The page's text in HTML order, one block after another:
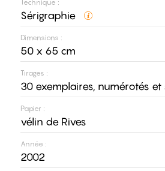
Technique :
Sérigraphie
Dimensions :
50 x 65 cm
Tirages :
30 exemplaires, numérotés et
Papier :
vélin de Rives
Année :
2002